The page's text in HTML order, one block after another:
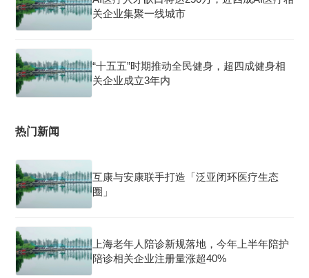
关企业集聚一线城市
“十五五”时期推动全民健身，超四成健身相
关企业成立3年内
热门新闻
互康与安康联手打造「泛亚闭环医疗生态
圈」
上海老年人陪诊新规落地，今年上半年陪护
陪诊相关企业注册量涨超40%